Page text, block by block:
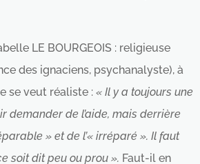
LE BOURGEOIS : religieuse
des ignaciens, psychanalyste), à
se veut réaliste : « Il y a toujours une
demander de l’aide, mais derrière
» et de l’« irréparé ». Il faut
soit dit peu ou prou ». Faut-il en